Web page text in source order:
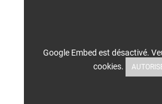
Google Embed est désactivé.
cookies.